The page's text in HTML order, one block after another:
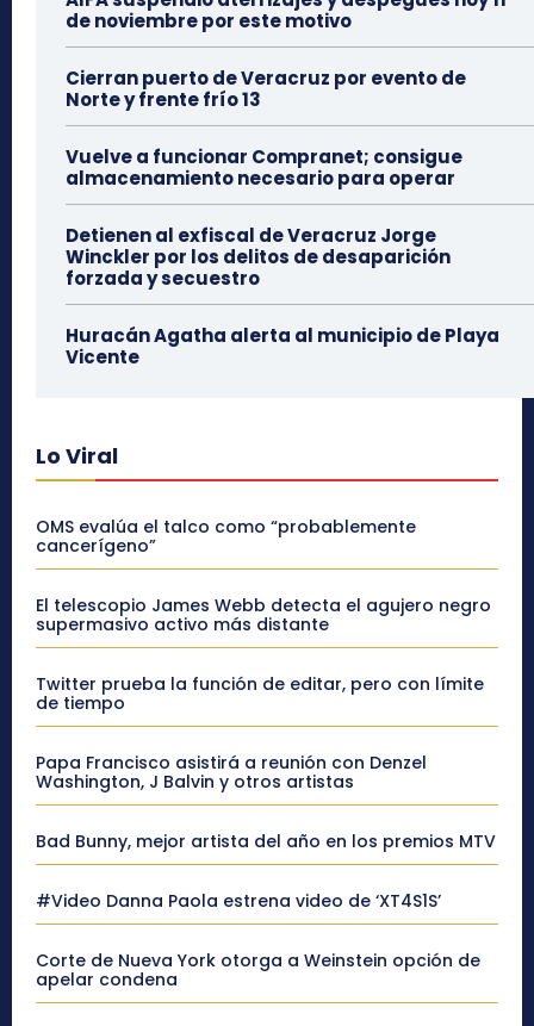
de noviembre por este motivo
Cierran puerto de Veracruz por evento de
Norte y frente frío 13
Vuelve a funcionar Compranet; consigue
almacenamiento necesario para operar
Detienen al exfiscal de Veracruz Jorge
Winckler por los delitos de desaparición
forzada y secuestro
Huracán Agatha alerta al municipio de Playa
Vicente
Lo Viral
OMS evalúa el talco como “probablemente
cancerígeno”
El telescopio James Webb detecta el agujero negro
supermasivo activo más distante
Twitter prueba la función de editar, pero con límite
de tiempo
Papa Francisco asistirá a reunión con Denzel
Washington, J Balvin y otros artistas
Bad Bunny, mejor artista del año en los premios MTV
#Video Danna Paola estrena video de ‘XT4S1S’
Corte de Nueva York otorga a Weinstein opción de
apelar condena